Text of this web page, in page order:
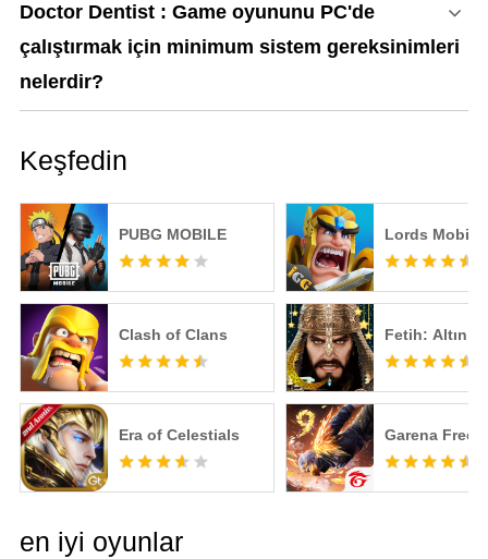
Doctor Dentist : Game oyununu PC'de
çalıştırmak için minimum sistem gereksinimleri
nelerdir?
Keşfedin
PUBG MOBILE Lords Mobile
Clash of Clans Fetih: Altın
Era of Celestials Garena Free
en iyi oyunlar